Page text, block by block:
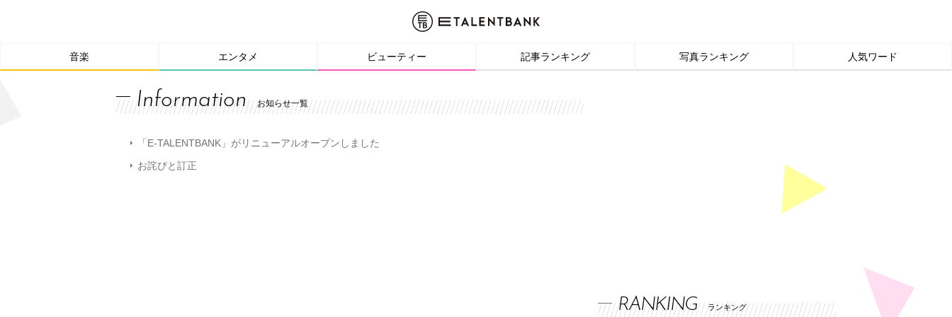
音楽 エンタメ ビューティー 記事ランキング 写真ランキング 人気ワード
Information お知らせ一覧
「E-TALENTBANK」がリニューアルオープンしました
お詫びと訂正
RANKING ランキング